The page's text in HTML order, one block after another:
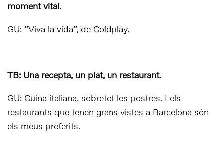
moment vital.
GU: “Viva la vida”, de Coldplay.
TB: Una recepta, un plat, un restaurant.
GU: Cuina italiana, sobretot les postres. I els
restaurants que tenen grans vistes a Barcelona són
els meus preferits.